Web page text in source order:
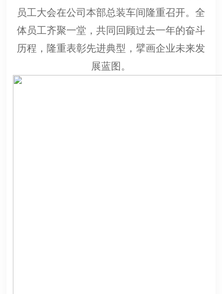
员工大会在公司本部总装车间隆重召开。全
体员工齐聚一堂，共同回顾过去一年的奋斗
历程，隆重表彰先进典型，擘画企业未来发
展蓝图。